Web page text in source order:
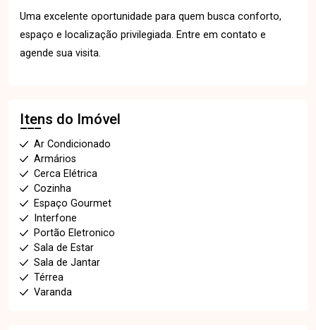
Uma excelente oportunidade para quem busca conforto,
espaço e localização privilegiada. Entre em contato e
agende sua visita.
Itens do Imóvel
Ar Condicionado
Armários
Cerca Elétrica
Cozinha
Espaço Gourmet
Interfone
Portão Eletronico
Sala de Estar
Sala de Jantar
Térrea
Varanda